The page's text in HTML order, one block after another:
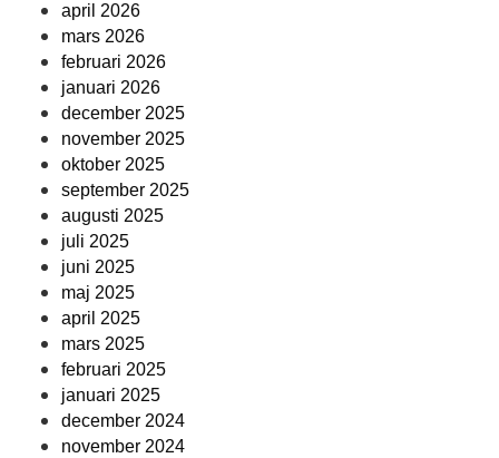
april 2026
mars 2026
februari 2026
januari 2026
december 2025
november 2025
oktober 2025
september 2025
augusti 2025
juli 2025
juni 2025
maj 2025
april 2025
mars 2025
februari 2025
januari 2025
december 2024
november 2024